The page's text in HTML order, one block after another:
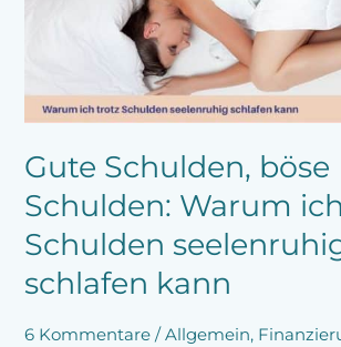
Gute Schulden, böse
Schulden: Warum
Schulden
schlafen kann
6 Kommentare /Allgemein,
seelenruhig
schlafen
kann